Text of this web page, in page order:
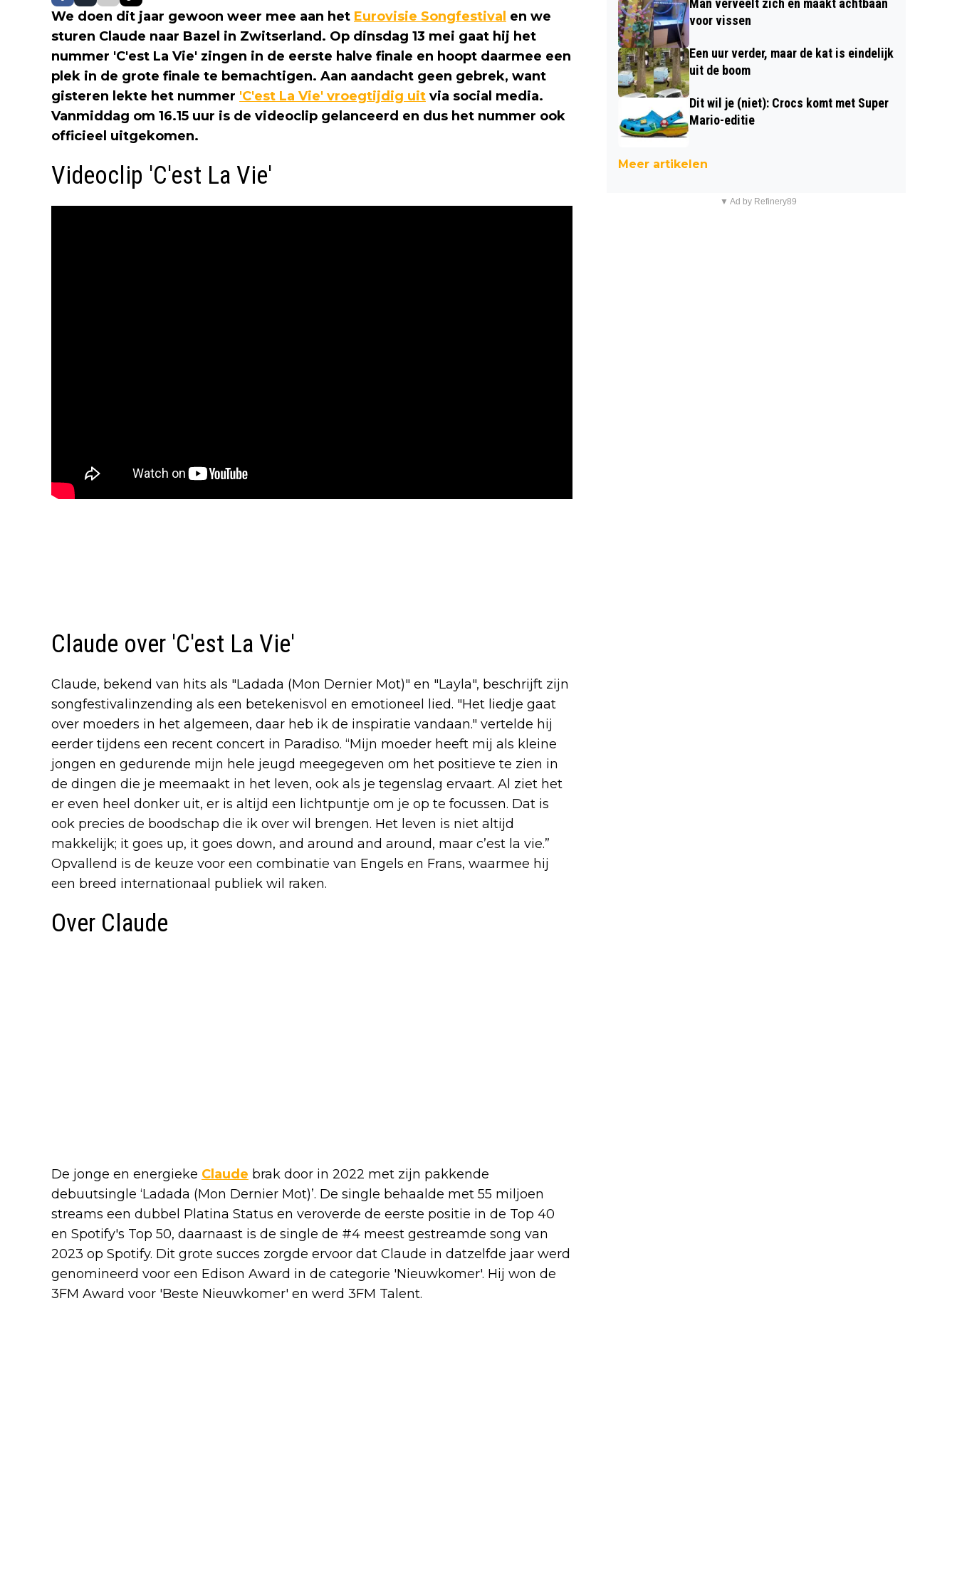
We doen dit jaar gewoon weer mee aan het Eurovisie Songfestival en we
sturen Claude naar Bazel in Zwitserland. Op dinsdag 13 mei gaat hij het
nummer 'C'est La Vie' zingen in de eerste halve finale en hoopt daarmee een
plek in de grote finale te bemachtigen. Aan aandacht geen gebrek, want
gisteren lekte het nummer 'C'est La Vie' vroegtijdig uit via social media.
Vanmiddag om 16.15 uur is de videoclip gelanceerd en dus het nummer ook
officieel uitgekomen.
Videoclip 'C'est La Vie'
Claude over 'C'est La Vie'
Claude, bekend van hits als "Ladada (Mon Dernier Mot)" en "Layla", beschrijft zijn
songfestivalinzending als een betekenisvol en emotioneel lied. "Het liedje gaat
over moeders in het algemeen, daar heb ik de inspiratie vandaan." vertelde hij
eerder tijdens een recent concert in Paradiso. “Mijn moeder heeft mij als kleine
jongen en gedurende mijn hele jeugd meegegeven om het positieve te zien in
de dingen die je meemaakt in het leven, ook als je tegenslag ervaart. Al ziet het
er even heel donker uit, er is altijd een lichtpuntje om je op te focussen. Dat is
ook precies de boodschap die ik over wil brengen. Het leven is niet altijd
makkelijk; it goes up, it goes down, and around and around, maar c’est la vie.”
Opvallend is de keuze voor een combinatie van Engels en Frans, waarmee hij
een breed internationaal publiek wil raken.
Over Claude
De jonge en energieke Claude brak door in 2022 met zijn pakkende
debuutsingle ‘Ladada (Mon Dernier Mot)’. De single behaalde met 55 miljoen
streams een dubbel Platina Status en veroverde de eerste positie in de Top 40
en Spotify's Top 50, daarnaast is de single de #4 meest gestreamde song van
2023 op Spotify. Dit grote succes zorgde ervoor dat Claude in datzelfde jaar werd
genomineerd voor een Edison Award in de categorie 'Nieuwkomer'. Hij won de
3FM Award voor 'Beste Nieuwkomer' en werd 3FM Talent.
Man verveelt zich en maakt achtbaan
voor vissen
Een uur verder, maar de kat is eindelijk
uit de boom
Dit wil je (niet): Crocs komt met Super
Mario-editie
Meer artikelen
▼ Ad by Refinery89